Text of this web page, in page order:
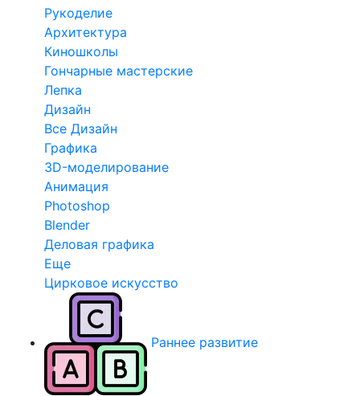
Рукоделие
Архитектура
Киношколы
Гончарные мастерские
Лепка
Дизайн
Все Дизайн
Графика
3D-моделирование
Анимация
Photoshop
Blender
Деловая графика
Еще
Цирковое искусство
Раннее развитие